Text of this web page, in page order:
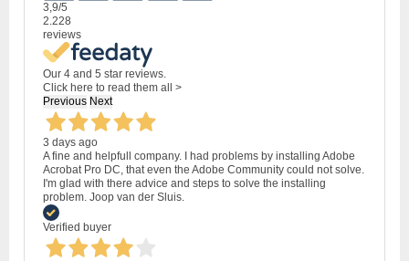
3,9/5
2.228
reviews
Our 4 and 5 star reviews.
Click here to read them all >
Previous Next
3 days ago
A fine and helpfull company. I had problems by installing Adobe
Acrobat Pro DC, that even the Adobe Community could not solve.
I'm glad with there advice and steps to solve the installing
problem. Joop van der Sluis.
Verified buyer